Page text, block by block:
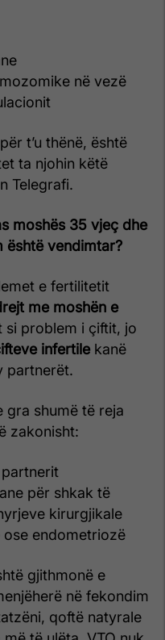
në vezë
t’u thënë, është
ta njohin këtë
Telegrafi.
moshës 35 vjeç dhe
është vendimtar?
e fertilitetit
me moshën e
si problem i çiftit, jo
infertile kanë
partnerët.
gra shumë të reja
zakonisht:
për shkak të
kirurgjikale
endometriozë
gjithmonë e
në fekondim
qoftë natyrale